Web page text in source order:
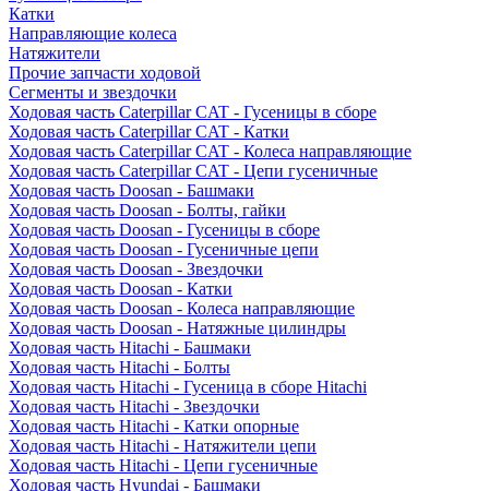
Катки
Направляющие колеса
Натяжители
Прочие запчасти ходовой
Сегменты и звездочки
Ходовая часть Caterpillar CAT - Гусеницы в сборе
Ходовая часть Caterpillar CAT - Катки
Ходовая часть Caterpillar CAT - Колеса направляющие
Ходовая часть Caterpillar CAT - Цепи гусеничные
Ходовая часть Doosan - Башмаки
Ходовая часть Doosan - Болты, гайки
Ходовая часть Doosan - Гусеницы в сборе
Ходовая часть Doosan - Гусеничные цепи
Ходовая часть Doosan - Звездочки
Ходовая часть Doosan - Катки
Ходовая часть Doosan - Колеса направляющие
Ходовая часть Doosan - Натяжные цилиндры
Ходовая часть Hitachi - Башмаки
Ходовая часть Hitachi - Болты
Ходовая часть Hitachi - Гусеница в сборе Hitachi
Ходовая часть Hitachi - Звездочки
Ходовая часть Hitachi - Катки опорные
Ходовая часть Hitachi - Натяжители цепи
Ходовая часть Hitachi - Цепи гусеничные
Ходовая часть Hyundai - Башмаки